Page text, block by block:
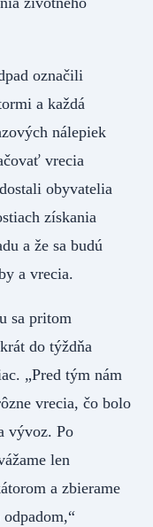
označili
a každá
nálepiek
vrecia
obyvatelia
získania
a že sa budú
a vrecia.
sa pritom
do týždňa
„Pred tým nám
vrecia, čo bolo
vývoz. Po
len
a zbierame